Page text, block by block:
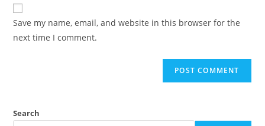
Save my name, email, and website in this browser for the
next time I comment.
Search